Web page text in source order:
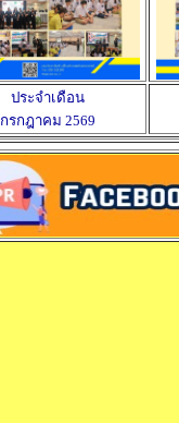
ประจำเดือน
กรกฎาคม 2569